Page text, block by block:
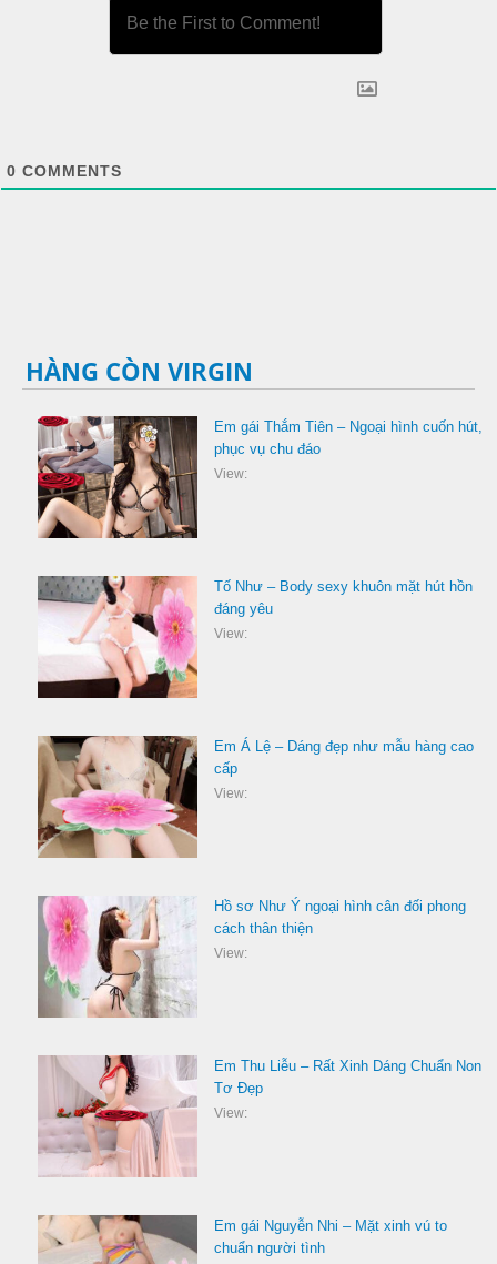
0 COMMENTS
HÀNG CÒN VIRGIN
Em gái Thắm Tiên – Ngoại hình cuốn hút,
phục vụ chu đáo
View:
Tố Như – Body sexy khuôn mặt hút hồn
đáng yêu
View:
Em Á Lệ – Dáng đẹp như mẫu hàng cao
cấp
View:
Hồ sơ Như Ý ngoại hình cân đối phong
cách thân thiện
View:
Em Thu Liễu – Rất Xinh Dáng Chuẩn Non
Tơ Đẹp
View:
Em gái Nguyễn Nhi – Mặt xinh vú to
chuẩn người tình